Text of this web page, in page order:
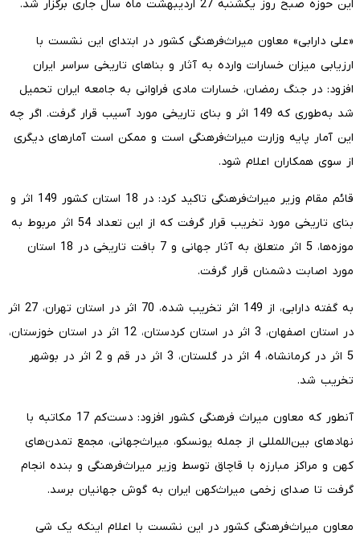
این حوزه صبح روز یکشنبه 27 اردیبهشت ماه سال جاری برگزار شد.
«علی دارابی» معاون میراث‌فرهنگی کشور در ابتدای این نشست با
ارزیابی میزان خسارات وارده به آثار و بناهای تاریخی سراسر ایران
افزود: در جنگ‌ رمضان، خسارات مادی فراوانی به جامعه ایران تحمیل
شد به‌طوری که 149 اثر و بنای تاریخی مورد آسیب قرار گرفت. اگر چه
این آمار پایه وزارت میراث‌فرهنگی است و ممکن است آمارهای دیگری
از سوی همکاران اعلام شود.
قائم مقام وزیر میراث‌فرهنگی تاکید کرد: در 18 استان کشور 149 اثر و
بنای تاریخی مورد تخریب قرار گرفت که از این تعداد 54 اثر مربوط به
موزه‌ها، 5 اثر متعلق به آثار جهانی و 7 بافت تاریخی در 18 استان
مورد اصابت دشمنان قرار گرفت.
به گفته دارابی، از 149 اثر تخریب شده، 70 اثر در استان تهران، 27 اثر
در استان اصفهان، 3 اثر در استان کردستان، 12 اثر در استان خوزستان،
5 اثر در کرمانشاه، 4 اثر در گلستان، 3 اثر در قم و 2 اثر در بوشهر
تخریب شد.
آنطور که معاون میراث فرهنگی کشور افزود: دست‌کم 17 مکاتبه با
نهادهای بین‌اللمللی از جمله یونسکو، میراث‌جهانی، مجمع تمدن‌های
کهن و مراکز مبارزه با قاچاق توسط وزیر میراث‌فرهنگی و بنده انجام
گرفت تا صدای زخمی میراث‌کهن ایران به گوش جهانیان برسد.
معاون میراث‌فرهنگی کشور در این نشست با اعلام اینکه یک شی